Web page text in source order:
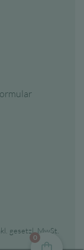
gesetzl. MwSt.
0